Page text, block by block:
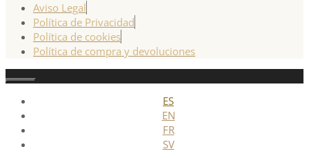
Aviso Legal
Política de Privacidad
Política de cookies
Política de compra y devoluciones
Cerrar
ES
EN
FR
SV